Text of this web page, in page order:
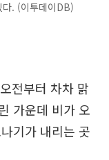
다. (이투데이DB)
전부터 차차 맑
가운데 비가 오
기가 내리는 곳